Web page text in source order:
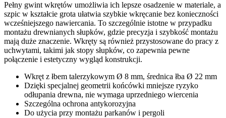
Pełny gwint wkrętów umożliwia ich lepsze osadzenie w materiale, a
szpic w kształcie grota ułatwia szybkie wkręcanie bez konieczności
wcześniejszego nawiercania. To szczególnie istotne w przypadku
montażu drewnianych słupków, gdzie precyzja i szybkość montażu
mają duże znaczenie. Wkręty są również przystosowane do pracy z
uchwytami, takimi jak stopy słupków, co zapewnia pewne
połączenie i estetyczny wygląd konstrukcji.
Wkręt z łbem talerzykowym Ø 8 mm, średnica łba Ø 22 mm
Dzięki specjalnej geometrii końcówki mniejsze ryzyko
odłupania drewna, nie wymaga uprzedniego wiercenia
Szczególna ochrona antykorozyjna
Do użycia przy montażu parkanów i pergoli